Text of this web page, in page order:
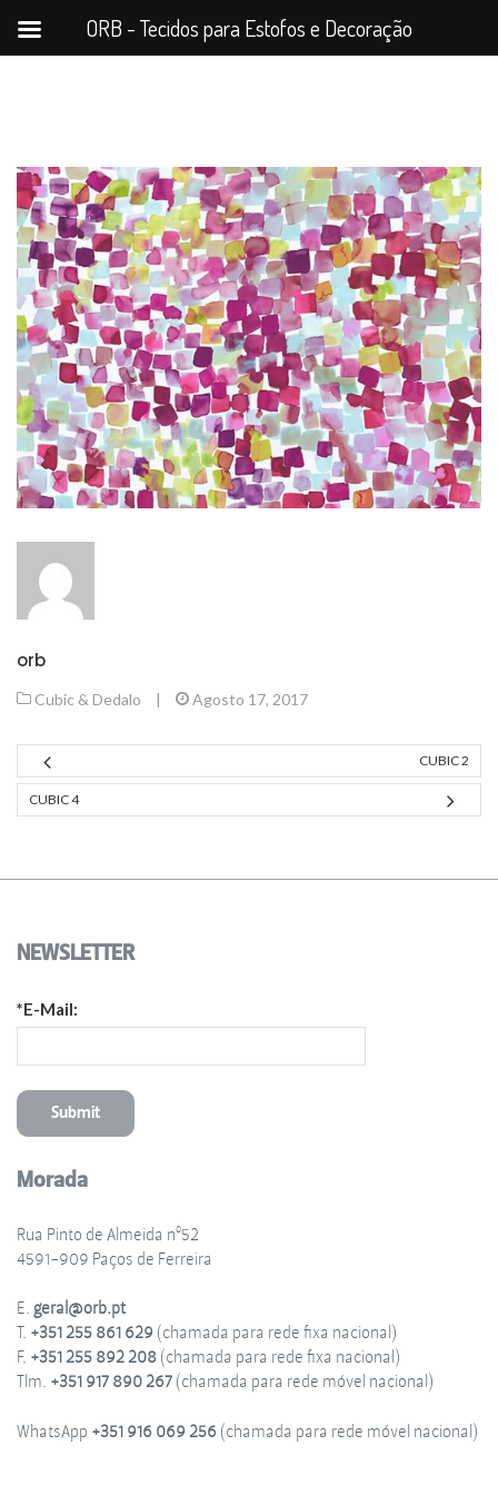
orb
Cubic & Dedalo | Agosto 17, 2017
CUBIC 2
CUBIC 4
NEWSLETTER
*E-Mail:
Morada
Rua Pinto de Almeida nº52
4591-909 Paços de Ferreira
E. geral@orb.pt
T. +351 255 861 629 (chamada para rede fixa nacional)
F. +351 255 892 208(chamada para rede fixa nacional)
Tlm. +351 917 890 267(chamada para rede móvel nacional)
WhatsApp +351 916 069 256 (chamada para rede móvel nacional)
ORB - Tecidos para Estofos e Decoração